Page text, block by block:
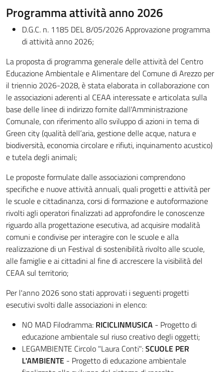
Programma attività anno 2026
D.G.C. n. 1185 DEL 8/05/2026 Approvazione programma
di attività anno 2026;
La proposta di programma generale delle attività del Centro
Educazione Ambientale e Alimentare del Comune di Arezzo per
il triennio 2026-2028, è stata elaborata in collaborazione con
le associazioni aderenti al CEAA interessate e articolata sulla
base delle linee di indirizzo fornite dall'Amministrazione
Comunale, con riferimento allo sviluppo di azioni in tema di
Green city (qualità dell’aria, gestione delle acque, natura e
biodiversità, economia circolare e rifiuti, inquinamento acustico)
e tutela degli animali;
Le proposte formulate dalle associazioni comprendono
specifiche e nuove attività annuali, quali progetti e attività per
le scuole e cittadinanza, corsi di formazione e autoformazione
rivolti agli operatori finalizzati ad approfondire le conoscenze
riguardo alla progettazione esecutiva, ad acquisire modalità
comuni e condivise per interagire con le scuole e alla
realizzazione di un Festival di sostenibilità rivolto alle scuole,
alle famiglie e ai cittadini al fine di accrescere la visibilità del
CEAA sul territorio;
Per l'anno 2026 sono stati approvati i seguenti progetti
esecutivi svolti dalle associazioni in elenco:
NO MAD Filodramma: RICICLINMUSICA - Progetto di
educazione ambientale sul riuso creativo degli oggetti;
LEGAMBIENTE Circolo "Laura Conti":SCUOLE PER
L'AMBIENTE - Progetto di educazione ambientale